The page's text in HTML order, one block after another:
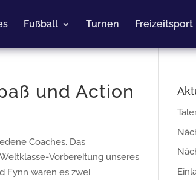
Fußball Turnen Freizeitsport
und Action
Coaches. Das
Vorbereitung unseres
Fynn waren es zwei